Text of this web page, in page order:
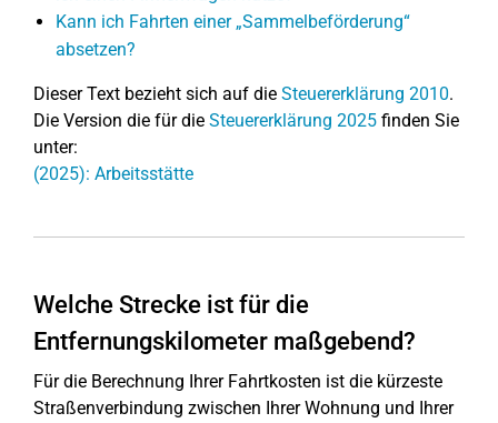
Kann ich Fahrten einer „Sammelbeförderung“
absetzen?
Dieser Text bezieht sich auf die Steuererklärung 2010.
Die Version die für die Steuererklärung 2025 finden Sie
unter:
(2025): Arbeitsstätte
Welche Strecke ist für die
Entfernungskilometer maßgebend?
Für die Berechnung Ihrer Fahrtkosten ist die kürzeste
Straßenverbindung zwischen Ihrer Wohnung und Ihrer